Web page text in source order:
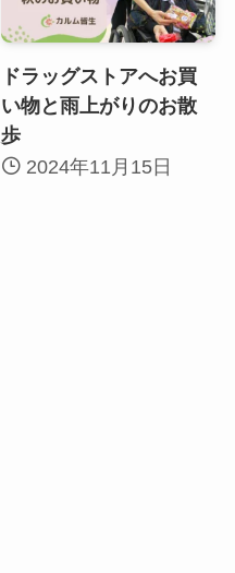
ドラッグストアへお買
い物と雨上がりのお散
歩
2024年11月15日